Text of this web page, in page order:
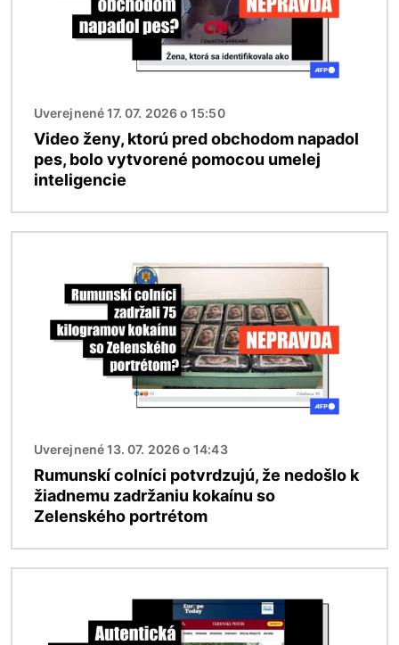
Uverejnené 17. 07. 2026 o 15:50
Video ženy, ktorú pred obchodom napadol
pes, bolo vytvorené pomocou umelej
inteligencie
Uverejnené 13. 07. 2026 o 14:43
Rumunskí colníci potvrdzujú, že nedošlo k
žiadnemu zadržaniu kokaínu so
Zelenského portrétom